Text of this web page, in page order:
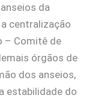
da
centralização
– Comitê de
órgãos de
dos anseios,
estabilidade do